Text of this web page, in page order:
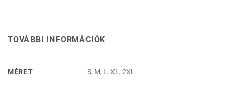
TOVÁBBI INFORMÁCIÓK
MÉRET S, M, L, XL, 2XL